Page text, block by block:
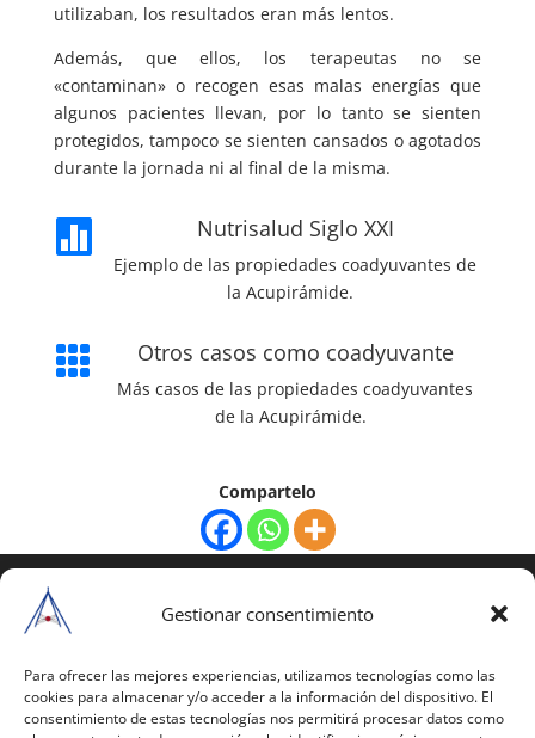
Gestionar consentimiento
Para ofrecer las mejores experiencias, utilizamos tecnologías como las
cookies para almacenar y/o acceder a la información del dispositivo. El
consentimiento de estas tecnologías nos permitirá procesar datos como
utilizaban, los resultados eran más lentos.
Además, que ellos, los terapeutas no se
«contaminan» o recogen esas malas energías que
algunos pacientes llevan, por lo tanto se sienten
protegidos, tampoco se sienten cansados o agotados
durante la jornada ni al final de la misma.
 Nutrisalud Siglo XXI
Ejemplo de las propiedades coadyuvantes de
la Acupirámide.
 Otros casos como coadyuvante
Más casos de las propiedades coadyuvantes
de la Acupirámide.
Compartelo
reservados
estas páginas o parte de ellas, necesita pedir
autorización por escrito a Mario Gil Sánchez.